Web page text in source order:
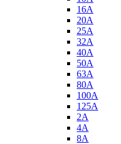
16A
20A
25A
32A
40A
50A
63A
80A
100A
125A
2A
4A
8A